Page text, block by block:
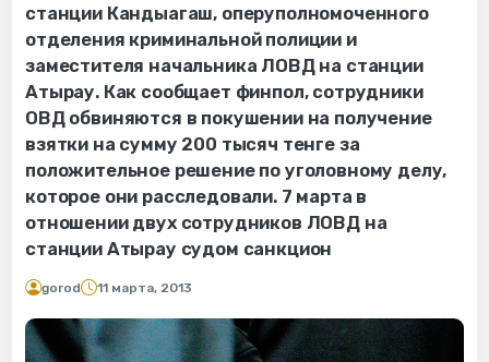
станции Кандыагаш, оперуполномоченного
отделения криминальной полиции и
заместителя начальника ЛОВД на станции
Атырау. Как сообщает финпол, сотрудники
ОВД обвиняются в покушении на получение
взятки на сумму 200 тысяч тенге за
положительное решение по уголовному делу,
которое они расследовали. 7 марта в
отношении двух сотрудников ЛОВД на
станции Атырау судом санкцион
gorod 11 марта, 2013